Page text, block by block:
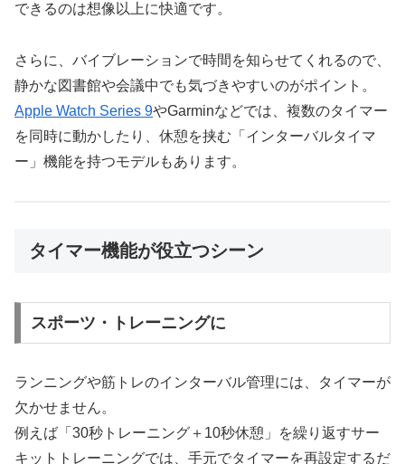
できるのは想像以上に快適です。
さらに、バイブレーションで時間を知らせてくれるので、
静かな図書館や会議中でも気づきやすいのがポイント。
Apple Watch Series 9やGarminなどでは、複数のタイマー
を同時に動かしたり、休憩を挟む「インターバルタイマ
ー」機能を持つモデルもあります。
タイマー機能が役立つシーン
スポーツ・トレーニングに
ランニングや筋トレのインターバル管理には、タイマーが
欠かせません。
例えば「30秒トレーニング＋10秒休憩」を繰り返すサー
キットトレーニングでは、手元でタイマーを再設定するだ